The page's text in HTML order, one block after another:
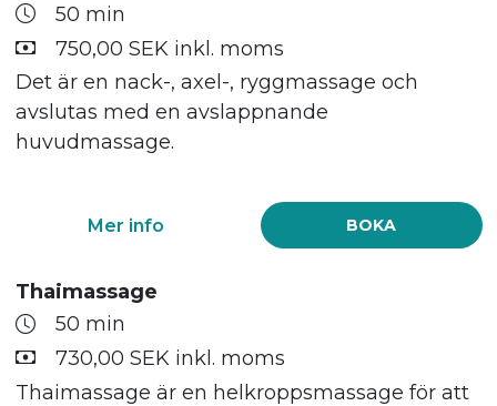
50 min
750,00 SEK inkl. moms
Det är en nack-, axel-, ryggmassage och
avslutas med en avslappnande
huvudmassage.
BOKA
Mer info
Thaimassage
50 min
730,00 SEK inkl. moms
Thaimassage är en helkroppsmassage för att